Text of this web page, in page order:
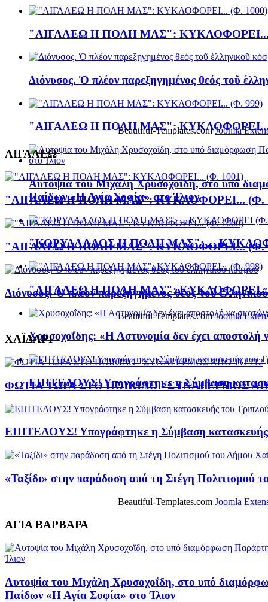
"ΑΙΓΑΛΕΩ Η ΠΟΛΗ ΜΑΣ": ΚΥΚΛΟΦΟΡΕΙ...
Διόνυσος. Ὁ πλέον παρεξηγημένος θεός τοῦ
"ΑΙΓΑΛΕΩ Η ΠΟΛΗ ΜΑΣ": ΚΥΚΛΟΦΟΡΕΙ...
Αυτοψία του Μιχάλη Χρυσοχοΐδη, στο υπό
Παίδων «Η Αγία Σοφία» στο Ίλιον
"ΚΟΡΥΔΑΛΛΟΣ Η ΠΟΛΗ ΜΑΣ": ...
"ΑΙΓΑΛΕΩ Η ΠΟΛΗ ΜΑΣ": ΚΥΚΛΟΦΟΡΕΙ...
Χρυσοχοΐδης: «Η Αστυνομία δεν έχει αποστολή
ΕΠΙΤΕΛΟΥΣ! Υπογράφτηκε η Σύμβαση
Beautiful-Templates.comJoomla
ΑΙΓΑΛΕΩ
"ΑΙΓΑΛΕΩ Η ΠΟΛΗ ΜΑΣ": ΚΥΚΛΟΦΟΡΕΙ... (Φ.
"ΑΙΓΑΛΕΩ Η ΠΟΛΗ ΜΑΣ": ΚΥΚΛΟΦΟΡΕΙ... (Φ.
Διόνυσος. Ὁ πλέον παρεξηγημένος θεός τοῦ
Beautiful-Templates.comJoomla
ΧΑΪΔΑΡΙ
ΦΩΤΙΑ ΤΩΡΑ ΣΤΟ ΠΟΙΚΙΛΟ - ΣΥΝΑΓΕΡΜΟΣ
ΕΠΙΤΕΛΟΥΣ! Υπογράφτηκε η Σύμβαση
«Ταξίδι» στην παράδοση από τη Στέγη Πολιτισμού
Beautiful-Templates.com Joomla
ΑΓΙΑ ΒΑΡΒΑΡΑ
Αυτοψία του Μιχάλη Χρυσοχοΐδη, στο υπό
Παίδων «Η Αγία Σοφία» στο Ίλιον